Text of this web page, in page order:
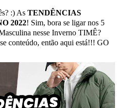
:) As TENDÊNCIAS
2022! Sim, bora se ligar nos 5
nesse Inverno TIMÊ?
conteúdo, então aqui está!!! GO